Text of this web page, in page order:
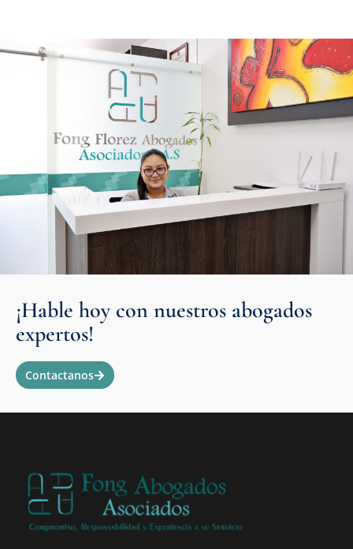
¡Hable hoy con nuestros abogados
expertos!
Contactanos